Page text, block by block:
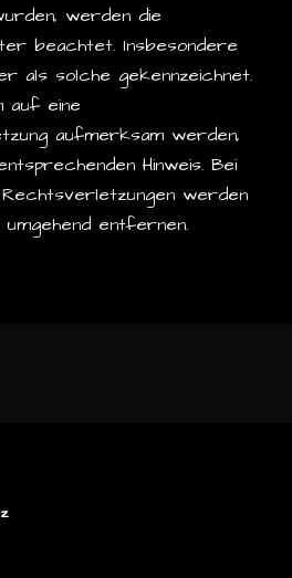
werden die
beachtet. Insbesondere
als solche gekennzeichnet.
auf eine
aufmerksam werden,
Hinweis. Bei
werden
entfernen.